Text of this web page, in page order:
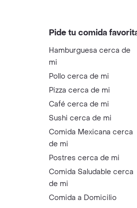
Pide tu comida
Hamburguesa cerca de
mi
Pollo cerca de mi
Pizza cerca de mi
Café cerca de mi
Sushi cerca de mi
Comida Mexicana cerca
de mi
Postres cerca de mi
Comida Saludable cerca
de mi
Comida a Domicilio